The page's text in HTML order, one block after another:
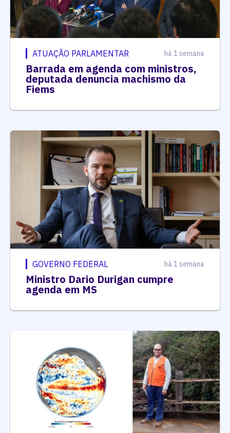
ATUAÇÃO PARLAMENTAR há 1 semana
Barrada em agenda com ministros,
deputada denuncia machismo da
Fiems
GOVERNO FEDERAL há 1 semana
Ministro Dario Durigan cumpre
agenda em MS